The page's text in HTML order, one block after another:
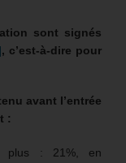
sont signés
, c’est-à-dire pour
avant l’entrée
:
plus : 21%, en